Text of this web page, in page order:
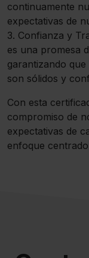
continuamente
expectativas de
3. Confianza y
es una promesa
garantizando
son sólidos y
Con esta
compromiso de
expectativas de
enfoque